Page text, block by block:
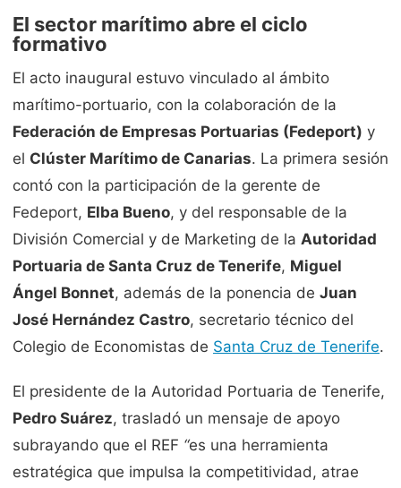
El sector marítimo abre el ciclo
formativo
El acto inaugural estuvo vinculado al ámbito
marítimo-portuario, con la colaboración de la
Federación de Empresas Portuarias (Fedeport) y
el Clúster Marítimo de Canarias. La primera sesión
contó con la participación de la gerente de
Fedeport, Elba Bueno, y del responsable de la
División Comercial y de Marketing de la Autoridad
Portuaria de Santa Cruz de Tenerife, Miguel
Ángel Bonnet, además de la ponencia de Juan
José Hernández Castro, secretario técnico del
Colegio de Economistas de Santa Cruz de Tenerife.
El presidente de la Autoridad Portuaria de Tenerife,
Pedro Suárez, trasladó un mensaje de apoyo
subrayando que el REF “es una herramienta
estratégica que impulsa la competitividad, atrae